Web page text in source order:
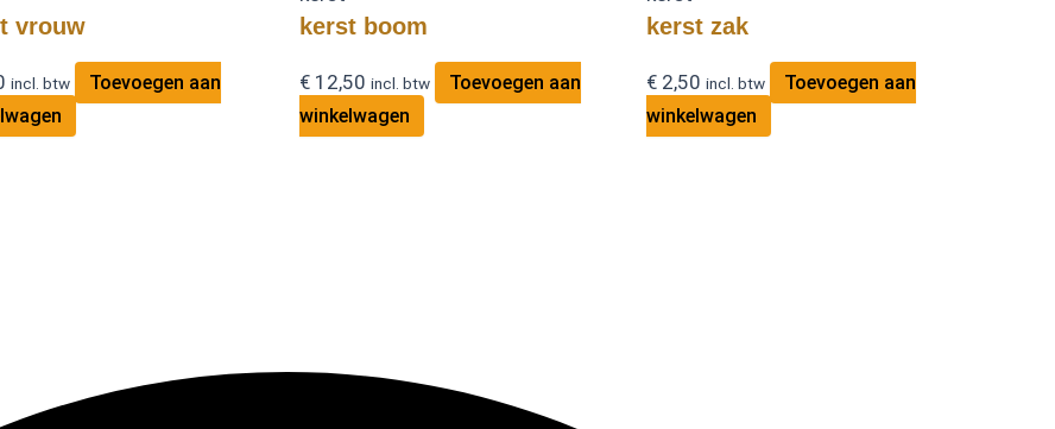
vrouw
incl. btw
Toevoegen aan
kerst boom
€12,50 incl. btw
Toevoegen aan
winkelwagen
kerst zak
€2,50 incl. btw
Toevoegen aan
winkelwagen